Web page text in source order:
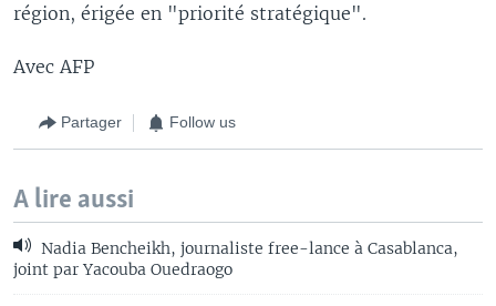
région, érigée en "priorité stratégique".
Avec AFP
Partager Follow us
A lire aussi
Nadia Bencheikh, journaliste free-lance à Casablanca,
joint par Yacouba Ouedraogo